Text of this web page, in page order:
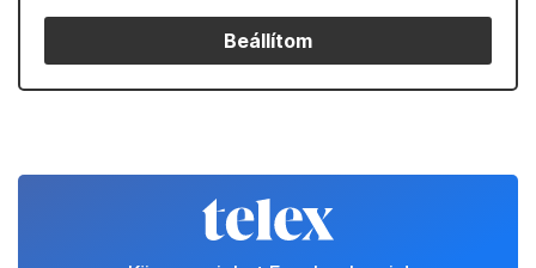
Beállítom